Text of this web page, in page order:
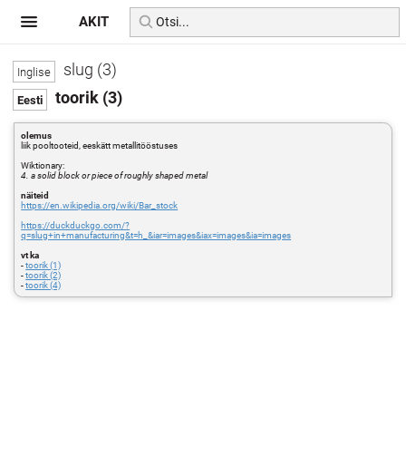
slug (3)
toorik (3)
olemus
liik pooltooteid, eeskätt metallitööstuses
Wiktionary:
4. a solid block or piece of roughly shaped metal
näiteid
https://en.wikipedia.org/wiki/Bar_stock
https://duckduckgo.com/?
q=slug+in+manufacturing&t=h_&iar=images&iax=images&ia=images
vt ka
-toorik (1)
-toorik (2)
-toorik (4)
AKIT